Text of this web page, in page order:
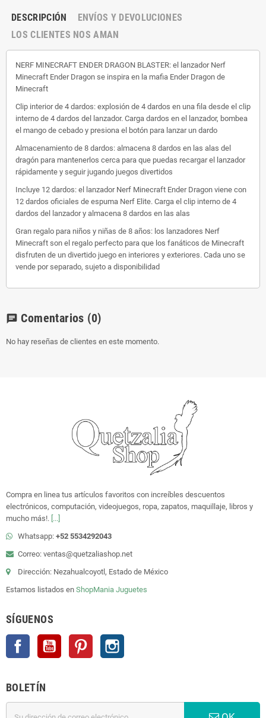
DESCRIPCIÓN
ENVÍOS Y DEVOLUCIONES
LOS CLIENTES NOS AMAN
NERF MINECRAFT ENDER DRAGON BLASTER: el lanzador Nerf
Minecraft Ender Dragon se inspira en la mafia Ender Dragon de
Minecraft
Clip interior de 4 dardos: explosión de 4 dardos en una fila desde el clip
interno de 4 dardos del lanzador. Carga dardos en el lanzador, bombea
el mango de cebado y presiona el botón para lanzar un dardo
Almacenamiento de 8 dardos: almacena 8 dardos en las alas del
dragón para mantenerlos cerca para que puedas recargar el lanzador
rápidamente y seguir jugando juegos divertidos
Incluye 12 dardos: el lanzador Nerf Minecraft Ender Dragon viene con
12 dardos oficiales de espuma Nerf Elite. Carga el clip interno de 4
dardos del lanzador y almacena 8 dardos en las alas
Gran regalo para niños y niñas de 8 años: los lanzadores Nerf
Minecraft son el regalo perfecto para que los fanáticos de Minecraft
disfruten de un divertido juego en interiores y exteriores. Cada uno se
vende por separado, sujeto a disponibilidad
chat Comentarios (0)
No hay reseñas de clientes en este momento.
Compra en linea tus artículos favoritos con increíbles descuentos
electrónicos, computación, videojuegos, ropa, zapatos, maquillaje, libros y
mucho más!. [...]
Whatsapp: +52 5534292043
Correo: ventas@quetzaliashop.net
Dirección: Nezahualcoyotl, Estado de México
Estamos listados en ShopMania Juguetes
SÍGUENOS
Facebook YouTube Pinterest
BOLETÍN